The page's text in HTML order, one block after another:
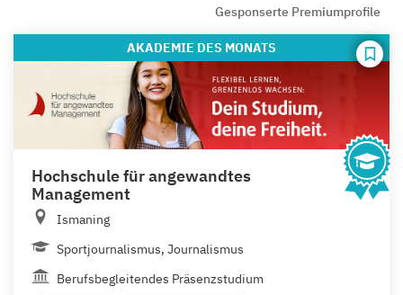
Gesponserte Premiumprofile
AKADEMIE DES MONATS
Hochschule für angewandtes
Management
Ismaning
Sportjournalismus, Journalismus
Berufsbegleitendes Präsenzstudium